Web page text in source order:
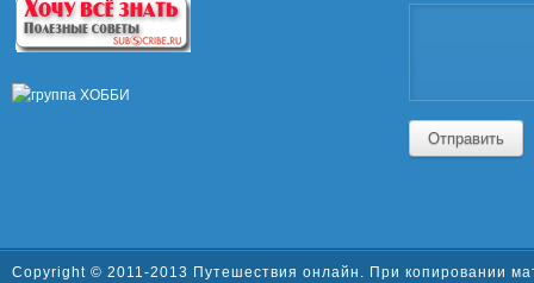
Отправить
Copyright © 2011-2013 Путешествия онлайн. При копировании